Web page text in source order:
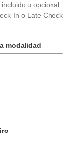
u opcional.
In o Late Check
modalidad